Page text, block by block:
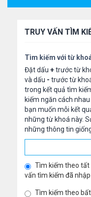
TRUY VẤN TÌM
Tìm kiếm với từ
Đặt dấu +trước từ
và dấu - trước từ
trong kết quả tìm
kiếm ngăn cách
bạn muốn mỗi kết
những từ khoá này.
những thông tin
Tìm kiếm theo tất
vấn tìm kiếm đã nhập
Tìm kiếm theo